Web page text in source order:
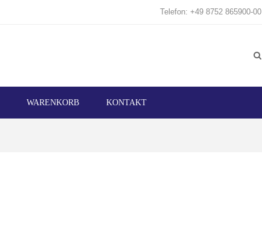
Telefon: +49 8752 865900-00
WARENKORB KONTAKT